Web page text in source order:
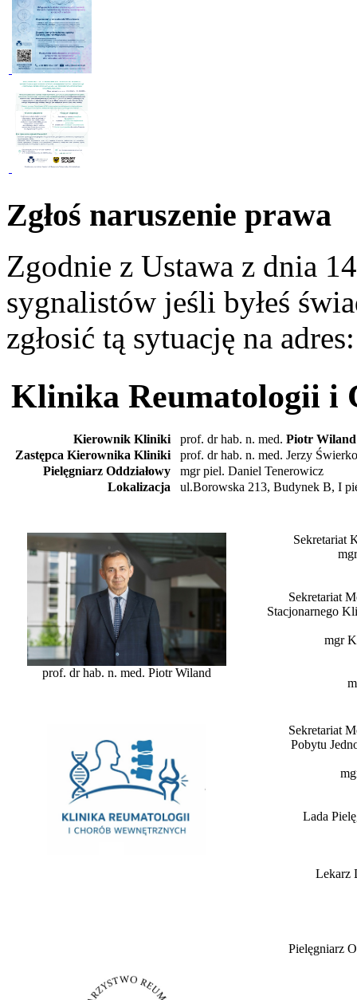
Zgłoś naruszenie prawa
Zgodnie z Ustawa z dnia
sygnalistów jeśli byłeś
zgłosić tą sytuację na
Klinika Reumatologii i
Kierownik Kliniki prof. dr hab. n. med. Piotr Wiland
Zastępca Kierownika Kliniki
prof. dr hab. n. med. Jerzy
Pielęgniarz Oddziałowy
mgr piel. Daniel Tenerowicz
Lokalizacja
ul.Borowska 213, Budynek B, I
prof. dr hab. n. med. Piotr Wiland
Sekretariat
Sekretariat
Stacjonarnego
mgr
Sekretariat
Pobytu
Lada
Lekarz
Pielęgniarz